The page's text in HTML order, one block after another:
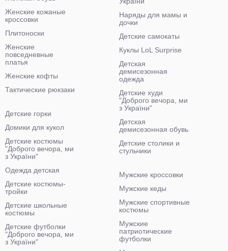
Женские кожаные
кроссовки
Плитоноски
Женские
повседневные
платья
Женские кофты
Тактические рюкзаки
Наряды для мамы и
дочки
Детские самокаты
Куклы LoL Surprise
Детская
демисезонная
одежда
Детские худи
"Доброго вечора, ми
з України"
Детская
демисезонная обувь
Детские столики и
стульчики
Детские горки
Домики для кукол
Детские костюмы
"Доброго вечора, ми
з України"
Одежда детская
Детские костюмы-
тройки
Детские школьные
костюмы
Детские футболки
"Доброго вечора, ми
з України"
Мужские кроссовки
Мужские кеды
Мужские спортивные
костюмы
Мужские
патриотические
футболки